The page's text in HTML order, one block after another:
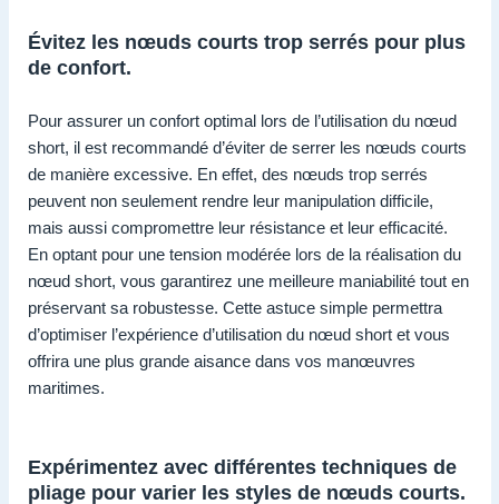
Évitez les nœuds courts trop serrés pour plus
de confort.
Pour assurer un confort optimal lors de l’utilisation du nœud
short, il est recommandé d’éviter de serrer les nœuds courts
de manière excessive. En effet, des nœuds trop serrés
peuvent non seulement rendre leur manipulation difficile,
mais aussi compromettre leur résistance et leur efficacité.
En optant pour une tension modérée lors de la réalisation du
nœud short, vous garantirez une meilleure maniabilité tout en
préservant sa robustesse. Cette astuce simple permettra
d’optimiser l’expérience d’utilisation du nœud short et vous
offrira une plus grande aisance dans vos manœuvres
maritimes.
Expérimentez avec différentes techniques de
pliage pour varier les styles de nœuds courts.